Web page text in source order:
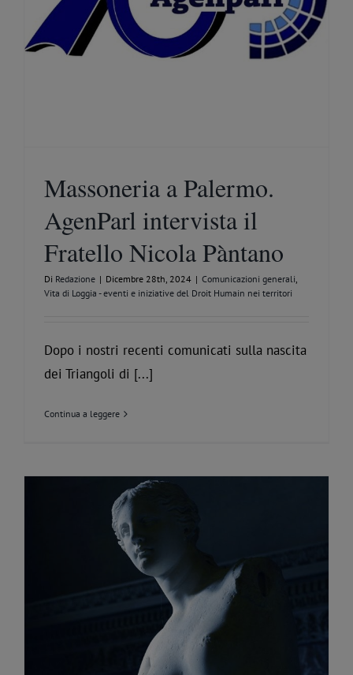
Massoneria a Palermo.
AgenParl intervista il
Fratello Nicola Pàntano
Di Redazione | Dicembre 28th, 2024 | Comunicazioni generali,
Vita di Loggia - eventi e iniziative del Droit Humain nei territori
Dopo i nostri recenti comunicati sulla nascita
dei Triangoli di [...]
Continua a leggere